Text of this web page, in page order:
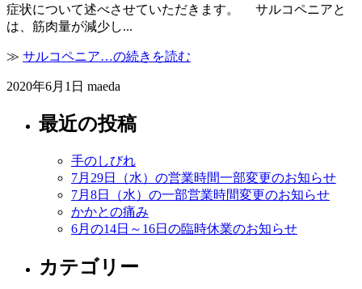
症状について述べさせていただきます。 サルコペニアと
は、筋肉量が減少し...
≫ サルコペニア…の続きを読む
2020年6月1日 maeda
最近の投稿
手のしびれ
7月29日（水）の営業時間一部変更のお知らせ
7月8日（水）の一部営業時間変更のお知らせ
かかとの痛み
6月の14日～16日の臨時休業のお知らせ
カテゴリー